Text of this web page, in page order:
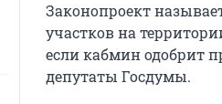
Законопроект
участков на
если кабмин одобрит
депутаты Госдумы.